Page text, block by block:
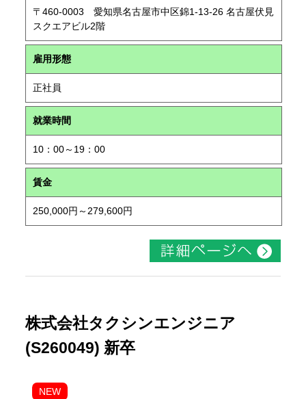
〒460-0003 愛知県名古屋市中区錦1-13-26 名古屋伏見
スクエアビル2階
雇用形態
正社員
就業時間
10：00～19：00
賃金
250,000円～279,600円
株式会社タクシンエンジニア
(S260049) 新卒
NEW